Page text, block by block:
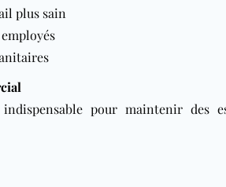
plus sain
pour maintenir des